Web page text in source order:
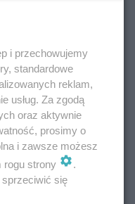
i przechowujemy
standardowe
reklam,
usług. Za zgodą
oraz aktywnie
prosimy o
i zawsze możesz
rogu strony
.
się